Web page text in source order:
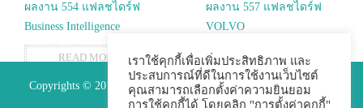
ผลงาน 554 แฟลชไดร์ฟ
Business Intelligence
READ MORE
ผลงาน 557 แฟลชไดร์ฟ
VOLVO
READ MORE
Copyrights © 2015 Premium Perfect Co.,ltd. All Rights Reserved.
เราใช้คุกกี้เพื่อเพิ่มประสิทธิภาพ และ
ประสบการณ์ที่ดีในการใช้งานเว็บไซต์
คุณสามารถเลือกตั้งค่าความยินยอม
การใช้คุกกี้ได้ โดยคลิก "การตั้งค่าคุกกี้"